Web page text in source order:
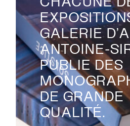
GALERIE
ANTOINE-
PUBLIE DES
DE GRANDE
QUALITÉ.